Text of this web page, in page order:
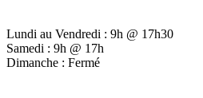
Lundi au Vendredi : 9h @ 17h30
Samedi : 9h @ 17h
Dimanche : Fermé